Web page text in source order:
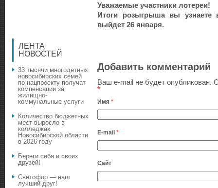
Уважаемые участники лотереи!
Итоги розыгрыша вы
выйдет 26 января.
Добавить комментарий
Ваш e-mail не будет опубликован.
*
Имя *
E-mail *
Сайт
ЛЕНТА
НОВОСТЕЙ
33 тысячи многодетных
новосибирских семей
по нацпроекту получат
компенсации за
жилищно-
коммунальные услуги
Количество бюджетных
мест выросло в
колледжах
Новосибирской области
в 2026 году
Береги себя и своих
друзей!
Светофор — наш
лучший друг!